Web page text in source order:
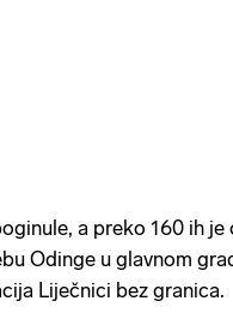
a preko 160 ih je
Odinge u glavnom
Liječnici bez granica.